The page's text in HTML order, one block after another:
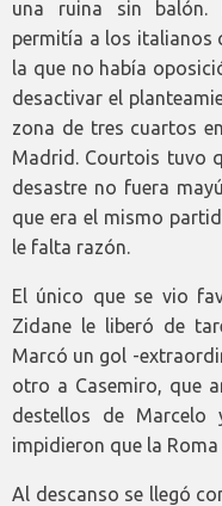
una ruina sin balón.
permitía a los italianos
la que no había
desactivar el
zona de tres cuartos
Madrid. Courtois tuvo
desastre no fuera
que era el mismo
le falta razón.
El único que se vio
Zidane le liberó de
Marcó un gol -
otro a Casemiro, que
destellos de Marcelo
impidieron que la
Al descanso se llegó